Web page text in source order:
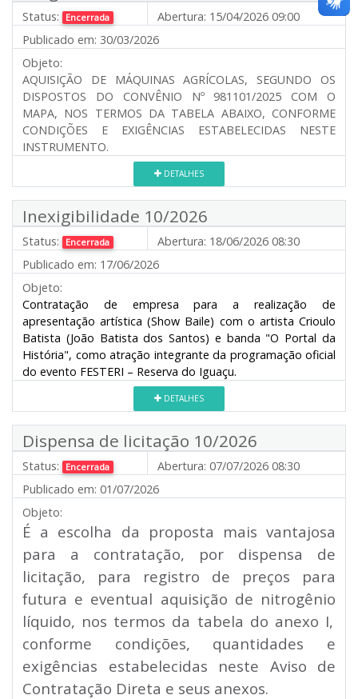
Status: Encerrada Abertura: 15/04/2026 09:00
Publicado em: 30/03/2026
Objeto:
AQUISIÇÃO DE MÁQUINAS AGRÍCOLAS, SEGUNDO OS
DISPOSTOS DO CONVÊNIO Nº 981101/2025 COM O
MAPA, NOS TERMOS DA TABELA ABAIXO, CONFORME
CONDIÇÕES E EXIGÊNCIAS ESTABELECIDAS NESTE
INSTRUMENTO.
DETALHES
Inexigibilidade 10/2026
Status: Encerrada Abertura: 18/06/2026 08:30
Publicado em: 17/06/2026
Objeto:
Contratação de empresa para a realização de
apresentação artística (Show Baile) com o artista Crioulo
Batista (João Batista dos Santos) e banda "O Portal da
História", como atração integrante da programação oficial
do evento FESTERI – Reserva do Iguaçu.
DETALHES
Dispensa de licitação 10/2026
Status: Encerrada Abertura: 07/07/2026 08:30
Publicado em: 01/07/2026
Objeto:
É a escolha da proposta mais vantajosa
para a contratação, por dispensa de
licitação, para registro de preços para
futura e eventual aquisição de nitrogênio
líquido, nos termos da tabela do anexo I,
conforme condições, quantidades e
exigências estabelecidas neste Aviso de
Contratação Direta e seus anexos.